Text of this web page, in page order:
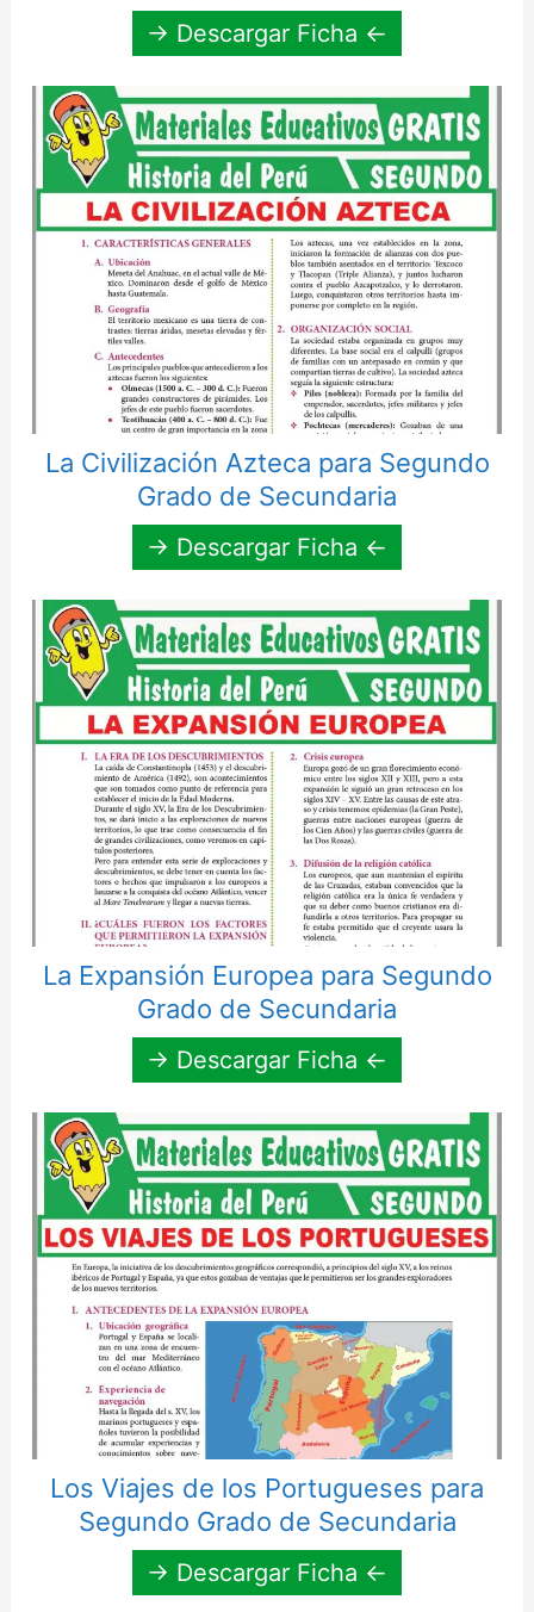
→ Descargar Ficha ←
La Civilización Azteca para Segundo
Grado de Secundaria
→ Descargar Ficha ←
La Expansión Europea para Segundo
Grado de Secundaria
→ Descargar Ficha ←
Los Viajes de los Portugueses para
Segundo Grado de Secundaria
→ Descargar Ficha ←